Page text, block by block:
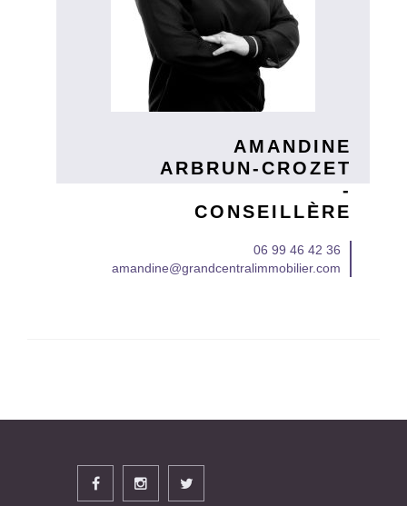
AMANDINE
ARBRUN-CROZET
-
CONSEILLÈRE
06 99 46 42 36
amandine@grandcentralimmobilier.com